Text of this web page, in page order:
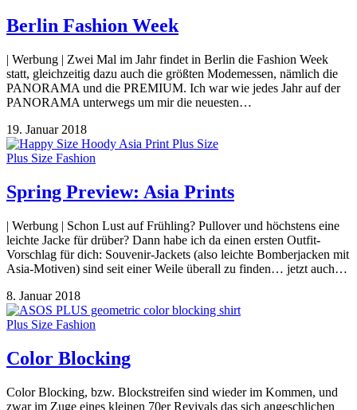
Berlin Fashion Week
| Werbung | Zwei Mal im Jahr findet in Berlin die Fashion Week
statt, gleichzeitig dazu auch die größten Modemessen, nämlich die
PANORAMA und die PREMIUM. Ich war wie jedes Jahr auf der
PANORAMA unterwegs um mir die neuesten…
19. Januar 2018
Plus Size Fashion
Spring Preview: Asia Prints
| Werbung | Schon Lust auf Frühling? Pullover und höchstens eine
leichte Jacke für drüber? Dann habe ich da einen ersten Outfit-
Vorschlag für dich: Souvenir-Jackets (also leichte Bomberjacken mit
Asia-Motiven) sind seit einer Weile überall zu finden… jetzt auch…
8. Januar 2018
Plus Size Fashion
Color Blocking
Color Blocking, bzw. Blockstreifen sind wieder im Kommen, und
zwar im Zuge eines kleinen 70er Revivals das sich angeschlichen